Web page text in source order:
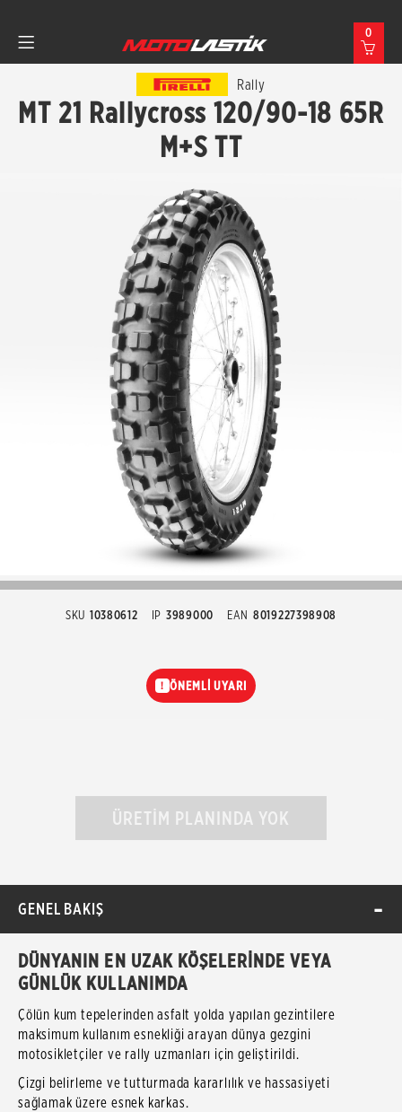
0
Rally
MT 21 Rallycross 120/90-18 65R
M+S TT
SKU 10380612 IP 3989000 EAN 8019227398908
! ÖNEMLİ UYARI
ÜRETİM PLANINDA YOK
GENEL BAKIŞ
DÜNYANIN EN UZAK KÖŞELERİNDE VEYA
GÜNLÜK KULLANIMDA
Çölün kum tepelerinden asfalt yolda yapılan gezintilere
maksimum kullanım esnekliği arayan dünya gezgini
motosikletçiler ve rally uzmanları için geliştirildi.
Çizgi belirleme ve tutturmada kararlılık ve hassasiyeti
sağlamak üzere esnek karkas.